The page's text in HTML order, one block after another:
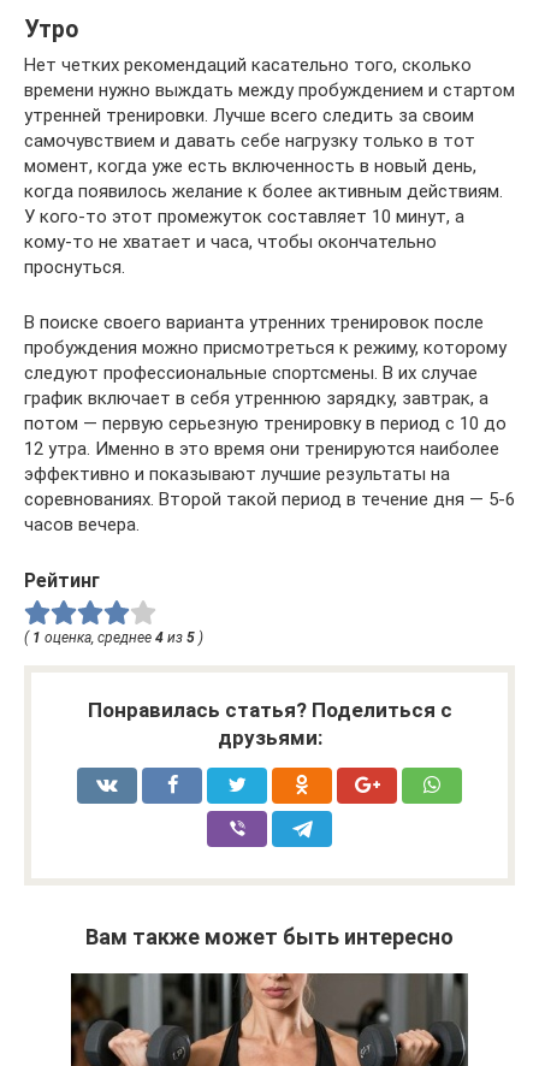
Утро
Нет четких рекомендаций касательно того, сколько
времени нужно выждать между пробуждением и стартом
утренней тренировки. Лучше всего следить за своим
самочувствием и давать себе нагрузку только в тот
момент, когда уже есть включенность в новый день,
когда появилось желание к более активным действиям.
У кого-то этот промежуток составляет 10 минут, а
кому-то не хватает и часа, чтобы окончательно
проснуться.
В поиске своего варианта утренних тренировок после
пробуждения можно присмотреться к режиму, которому
следуют профессиональные спортсмены. В их случае
график включает в себя утреннюю зарядку, завтрак, а
потом — первую серьезную тренировку в период с 10 до
12 утра. Именно в это время они тренируются наиболее
эффективно и показывают лучшие результаты на
соревнованиях. Второй такой период в течение дня — 5-6
часов вечера.
Рейтинг
( 1 оценка, среднее 4 из 5 )
Понравилась статья? Поделиться с
друзьями:
Вам также может быть интересно